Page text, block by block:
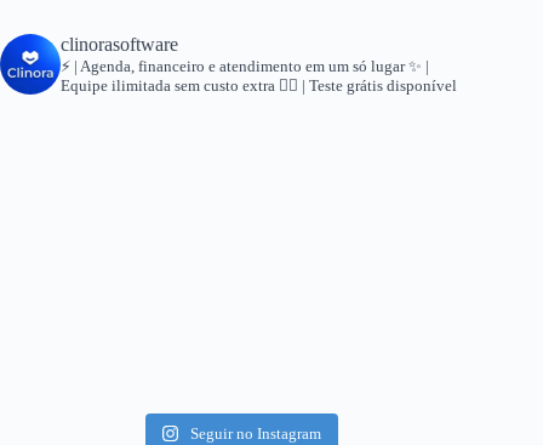
clinorasoftware
⚡ | Agenda, financeiro e atendimento em um só lugar✨ |
Equipe ilimitada sem custo extra 👇🏻 | Teste grátis disponível
Seguir no Instagram